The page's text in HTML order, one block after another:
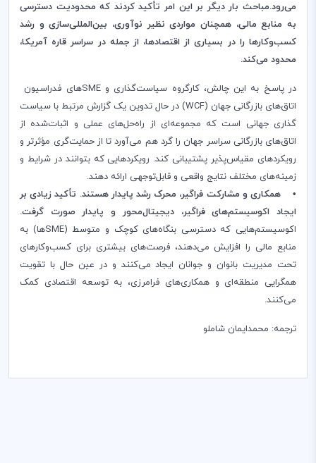
می‌رود.مباحث بار دیگر بر این امر تأکید کردند که محدودیت دسترسی
به منابع مالی، همچنان مواردی نظیر نوآوری، بین‌المللی‌سازی و رشد
کسب‌وکارها را در بسیاری از اقتصادها، از جمله در سراسر قاره آمریکا،
محدود می‌کند.
در پاسخ به این چالش، کارگروه سیاست‌گذاری و SMEهای فدراسیون
اتاق‌های بازرگانی جهان (WCF) در حال تدوین یک گزارش مرتبط با سیاست
گذاری جهانی است که مجموعه‌ای از راه‌حل‌های عملی و اثبات‌شده از
اتاق‌های بازرگانی سراسر جهان را گرد هم می‌آورد تا از حمایت‌گری مؤثرتر و
رویکردهای مقیاس‌پذیر پشتیبانی کند. رویکردهایی که بتوانند در شرایط و
زمینه‌های مختلف نتایج واقعی و قابل‌توجهی ارائه دهند.
• همکاری و مشارکت فراگیر، محرک رشد پایدار هستند. تأکید زیادی بر
ایجاد اکوسیستم‌های فراگیر، دیجیتال‌محور و پایدار صورت گرفت.
اکوسیستم‌هایی که دسترسی بنگاه‌های کوچک و متوسط (SMEها) به
منابع مالی را افزایش می‌دهند، فرصت‌های بیشتری برای کسب‌وکارهای
تحت مدیریت بانوان و جوانان ایجاد می‌کنند و در عین حال با تقویت
همگرایی منطقه‌ای و همکاری‌های فرامرزی، به توسعه اقتصادی کمک
می‌کنند.
ترجمه: محمدایمان شاملو